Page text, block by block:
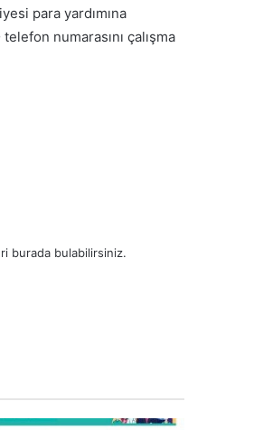
para yardımına
telefon numarasını çalışma
burada bulabilirsiniz.